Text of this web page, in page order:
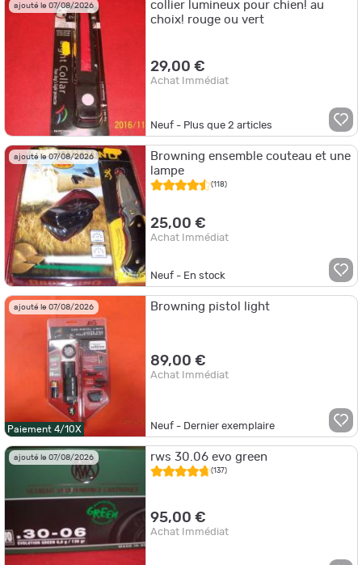
ajouté le 07/08/2026
collier lumineux pour chien! au
choix! rouge ou vert
29,00 €
Achat Immédiat
Neuf - Plus que2 articles
ajouté le 07/08/2026
Browning ensemble couteau et une
lampe
(118)
25,00 €
Achat Immédiat
Neuf - En stock
ajouté le 07/08/2026
Paiement 4/10X
Browning pistol light
89,00 €
Achat Immédiat
Neuf - Dernier exemplaire
ajouté le 07/08/2026 rws 30.06 evo green
(137)
95,00 €
Achat Immédiat